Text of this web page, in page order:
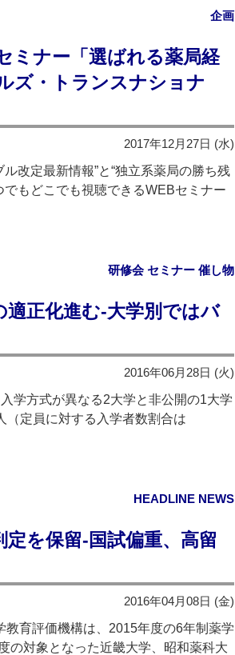
企画
ミナー「選ばれる薬局経
ズ・トランスナショナ
2017年12月27日 (水)
改定最新情報”と“独立系薬局の勝ち残
もどこでも視聴できるWEBセミナー
研修会 セミナー 催し物
適正化進む‐大学別ではバ
2016年06月28日 (火)
学方式が異なる2大学と非公開の1大学
（定員に対する入学者数割合は
HEADLINE NEWS
定を保留‐国試偏重、高留
2016年04月08日 (金)
育評価機構は、2015年度の6年制薬学
の対象となった近畿大学、昭和薬科大